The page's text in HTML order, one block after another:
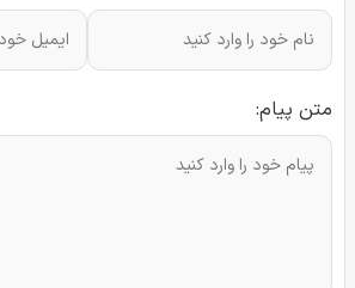
متن پیام: